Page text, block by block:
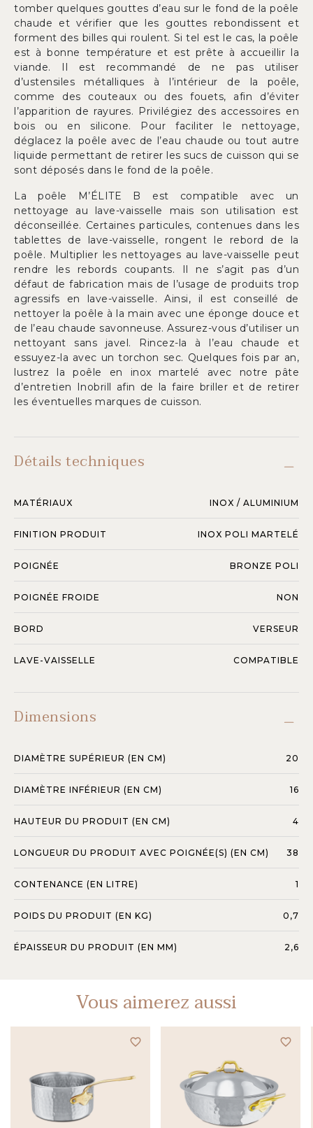
tomber quelques gouttes d’eau sur le fond de la poêle
chaude et vérifier que les gouttes rebondissent et
forment des billes qui roulent. Si tel est le cas, la poêle
est à bonne température et est prête à accueillir la
viande. Il est recommandé de ne pas utiliser
d’ustensiles métalliques à l’intérieur de la poêle,
comme des couteaux ou des fouets, afin d’éviter
l’apparition de rayures. Privilégiez des accessoires en
bois ou en silicone. Pour faciliter le nettoyage,
déglacez la poêle avec de l’eau chaude ou tout autre
liquide permettant de retirer les sucs de cuisson qui se
sont déposés dans le fond de la poêle.
La poêle M’ÉLITE B est compatible avec un
nettoyage au lave-vaisselle mais son utilisation est
déconseillée. Certaines particules, contenues dans les
tablettes de lave-vaisselle, rongent le rebord de la
poêle. Multiplier les nettoyages au lave-vaisselle peut
rendre les rebords coupants. Il ne s’agit pas d’un
défaut de fabrication mais de l’usage de produits trop
agressifs en lave-vaisselle. Ainsi, il est conseillé de
nettoyer la poêle à la main avec une éponge douce et
de l’eau chaude savonneuse. Assurez-vous d’utiliser un
nettoyant sans javel. Rincez-la à l’eau chaude et
essuyez-la avec un torchon sec. Quelques fois par an,
lustrez la poêle en inox martelé avec notre pâte
d’entretien Inobrill afin de la faire briller et de retirer
les éventuelles marques de cuisson.
Détails techniques
MATÉRIAUX INOX / ALUMINIUM
FINITION PRODUIT INOX POLI MARTELÉ
POIGNÉE BRONZE POLI
POIGNÉE FROIDE NON
BORD VERSEUR
LAVE-VAISSELLE COMPATIBLE
Dimensions
DIAMÈTRE SUPÉRIEUR (EN CM) 20
DIAMÈTRE INFÉRIEUR (EN CM) 16
HAUTEUR DU PRODUIT (EN CM) 4
LONGUEUR DU PRODUIT AVEC POIGNÉE(S) (EN CM) 38
CONTENANCE (EN LITRE) 1
POIDS DU PRODUIT (EN KG) 0,7
ÉPAISSEUR DU PRODUIT (EN MM) 2,6
Vous aimerez aussi
favorite_border favorite_border